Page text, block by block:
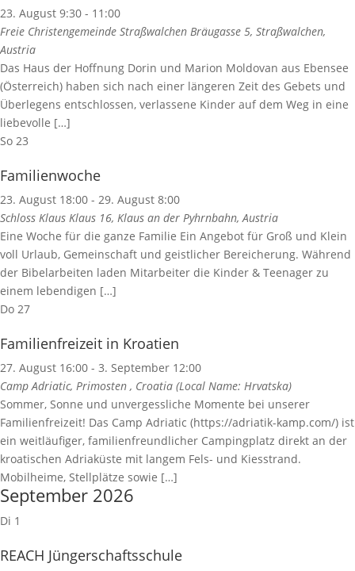
23. August 9:30 - 11:00
Freie Christengemeinde Straßwalchen Bräugasse 5, Straßwalchen,
Austria
Das Haus der Hoffnung Dorin und Marion Moldovan aus Ebensee
(Österreich) haben sich nach einer längeren Zeit des Gebets und
Überlegens entschlossen, verlassene Kinder auf dem Weg in eine
liebevolle […]
So 23
Familienwoche
23. August 18:00 - 29. August 8:00
Schloss Klaus Klaus 16, Klaus an der Pyhrnbahn, Austria
Eine Woche für die ganze Familie Ein Angebot für Groß und Klein
voll Urlaub, Gemeinschaft und geistlicher Bereicherung. Während
der Bibelarbeiten laden Mitarbeiter die Kinder & Teenager zu
einem lebendigen […]
Do 27
Familienfreizeit in Kroatien
27. August 16:00 - 3. September 12:00
Camp Adriatic, Primosten , Croatia (Local Name: Hrvatska)
Sommer, Sonne und unvergessliche Momente bei unserer
Familienfreizeit! Das Camp Adriatic (https://adriatik-kamp.com/) ist
ein weitläufiger, familienfreundlicher Campingplatz direkt an der
kroatischen Adriaküste mit langem Fels- und Kiesstrand.
Mobilheime, Stellplätze sowie […]
September 2026
Di 1
REACH Jüngerschaftsschule